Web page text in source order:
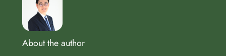
About the author